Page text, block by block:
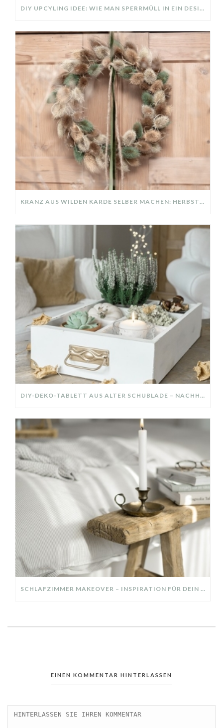
DIY UPCYLING IDEE: WIE MAN SPERRMÜLL IN EIN DESIGNER TEIL VERWANDELT
KRANZ AUS WILDEN KARDE SELBER MACHEN: HERBSTDEKO GANZ EINFACH
DIY-DEKO-TABLETT AUS ALTER SCHUBLADE – NACHHALTIGE HERBSTDEKO SELBER MACHEN!
SCHLAFZIMMER MAKEOVER – INSPIRATION FÜR DEIN SCHLAFZIMMER: AUS ALT MACH NEU – HELL, GEMÜTLICH UND EINLADEND
EINEN KOMMENTAR HINTERLASSEN